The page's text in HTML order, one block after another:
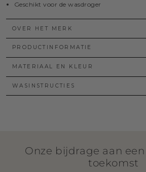
Geschikt voor de wasdroger
OVER HET MERK
PRODUCTINFORMATIE
MATERIAAL EN KLEUR
WASINSTRUCTIES
Onze bijdrage aan
toekomst